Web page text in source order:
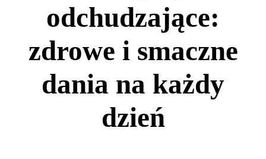
odchudzające:
zdrowe i smaczne
dania na każdy
dzień